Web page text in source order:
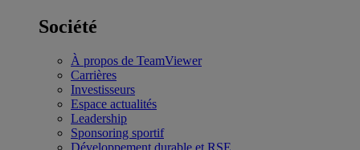
Société
À propos de TeamViewer
Carrières
Investisseurs
Espace actualités
Leadership
Sponsoring sportif
Développement durable et RSE